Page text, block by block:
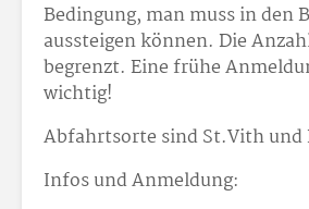
Bedingung, man muss in den
aussteigen können. Die
begrenzt. Eine frühe
wichtig!
Abfahrtsorte sind St.Vith und
Infos und Anmeldung: